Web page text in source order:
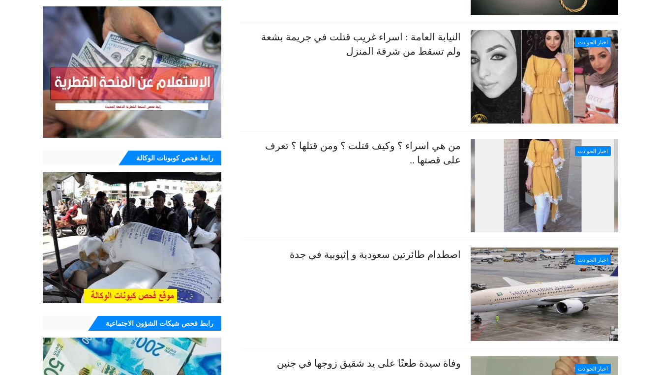
اخبار الحوادث
النيابة العامة : اسراء غريب قتلت في جريمة بشعة
ولم تسقط من شرفة المنزل
اخبار الحوادث
من هي اسراء ؟ وكيف قتلت ؟ ومن قتلها ؟ تعرف
على قصتها ..
اخبار الحوادث اصطدام طائرتين سعودية و إثيوبية في جدة
اخبار الحوادث وفاة سيدة طعنًا على يد شقيق زوجها في جنين
رابط فحص كوبونات الوكالة
رابط فحص شيكات الشؤون الاجتماعية